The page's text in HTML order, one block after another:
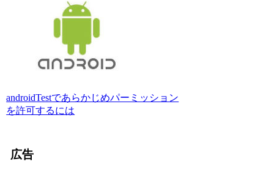
androidTestであらかじめパーミッション
を許可するには
広告